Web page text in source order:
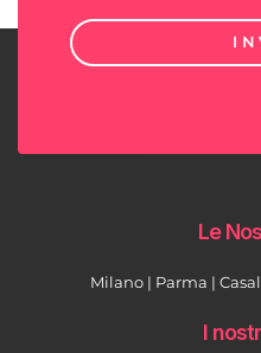
Le
Milano | Parma |
I